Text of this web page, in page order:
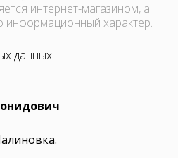
интернет-магазином, а
информационный характер.
данных